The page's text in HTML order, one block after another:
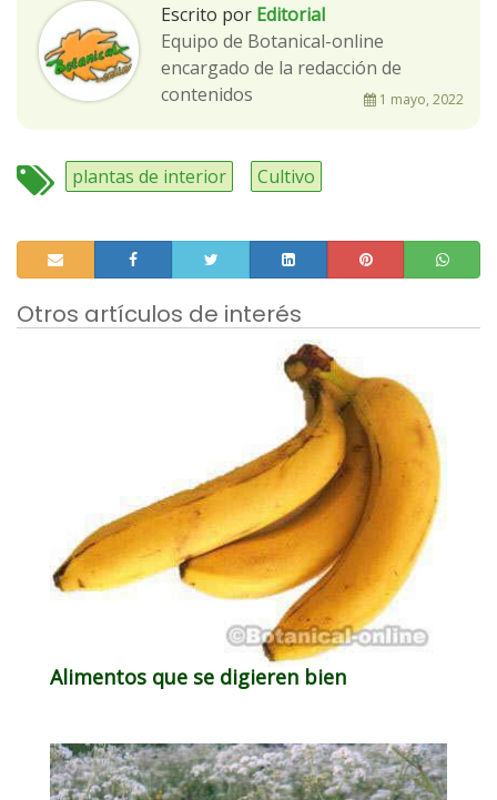
Escrito por Editorial
Equipo de Botanical-online
encargado de la redacción de
contenidos
1 mayo, 2022
plantas de interior Cultivo
Otros artículos de interés
Alimentos que se digieren bien